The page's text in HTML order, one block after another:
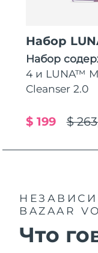
Набор
Набор
4 и LUNA™
Cleanser 2.0
$
$ 199
BAZAAR
Что